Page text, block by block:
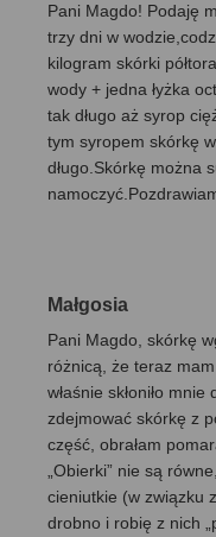
Pani Magdo! Podaję
trzy dni w
kilogram skórki
wody + jedna łyżka
tak długo aż syrop
tym syropem skórkę
długo.Skórkę można
Małgosia
Pani Magdo, skórkę
różnicą, że teraz
właśnie skłoniło
zdejmować skórkę z
część, obrałam
„Obierki” nie są
cieniutkie (w związku
drobno i robię z nich